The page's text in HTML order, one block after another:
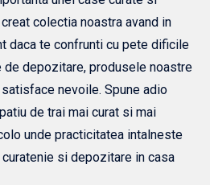
colectia noastra avand in
daca te confrunti cu pete dificile
depozitare, produsele noastre
nevoile. Spune adio
de trai mai curat si mai
unde practicitatea intalneste
si depozitare in casa